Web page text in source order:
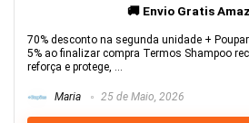
🚚 Envio Gratis
70% desconto na segunda unidade +
5% ao finalizar compra Termos Shampoo
reforça e protege, ...
Maria 25 de Maio, 2026